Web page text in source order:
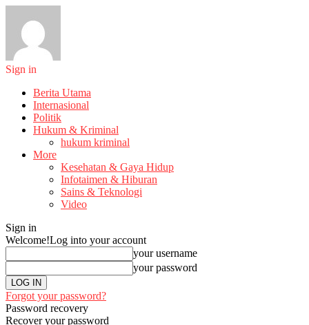
Sign in
Berita Utama
Internasional
Politik
Hukum & Kriminal
hukum kriminal
More
Kesehatan & Gaya Hidup
Infotaimen & Hiburan
Sains & Teknologi
Video
Sign in
Welcome!Log into your account
your username
your password
Forgot your password?
Password recovery
Recover your password